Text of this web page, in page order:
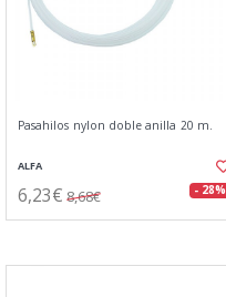
Pasahilos nylon doble anilla 20 m.
ALFA
6,23€ 8,68€ - 28%